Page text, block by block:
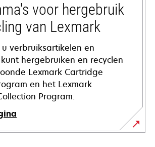
voor hergebruik
van Lexmark
verbruiksartikelen en
hergebruiken en recyclen
Lexmark Cartridge
en het Lexmark
Program.